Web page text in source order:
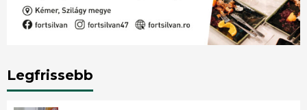
Legfrissebb